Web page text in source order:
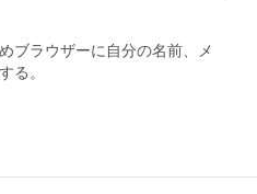
ブラウザーに自分の名前、メ
る。